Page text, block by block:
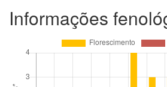
Informações